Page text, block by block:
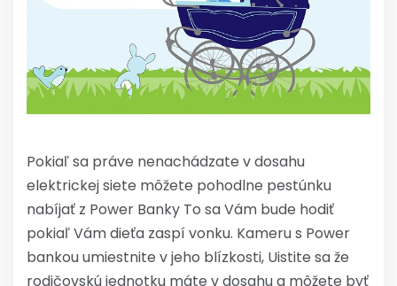
Pokiaľ sa práve nenachádzate v dosahu
elektrickej siete môžete pohodlne pestúnku
nabíjať z Power Banky To sa Vám bude hodiť
pokiaľ Vám dieťa zaspí vonku. Kameru s Power
bankou umiestnite v jeho blízkosti, Uistite sa že
rodičovskú jednotku máte v dosahu a môžete byť